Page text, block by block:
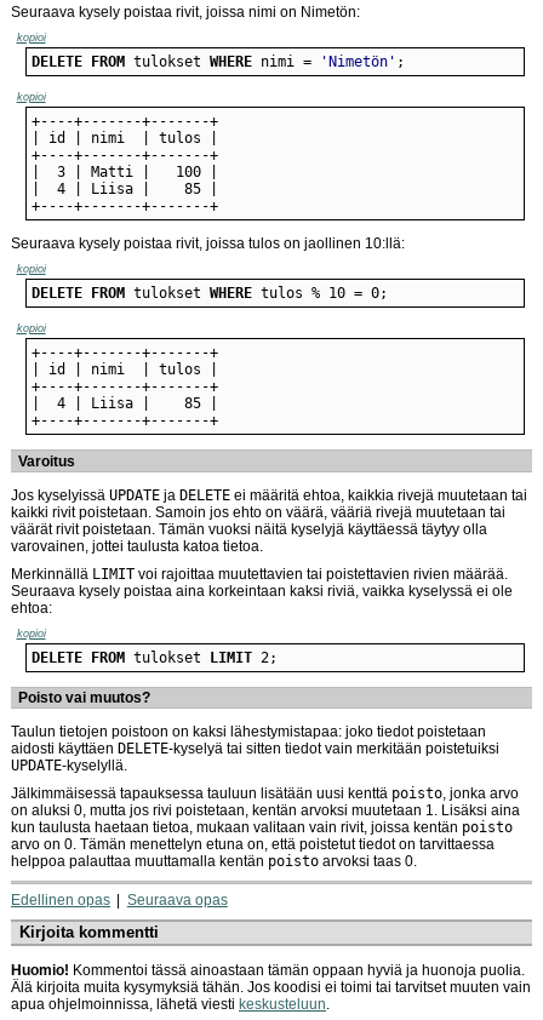
Seuraava kysely poistaa rivit, joissa nimi on Nimetön:
kopioi
DELETE FROM tulokset WHERE nimi = 'Nimetön' ;
kopioi
+----+-------+-------+
Seuraava kysely poistaa rivit, joissa tulos on jaollinen 10:llä:
kopioi
DELETE FROM tulokset WHERE tulos % 10 = 0;
kopioi
+----+-------+-------+
Varoitus
Jos kyselyissä UPDATE ja DELETE ei määritä ehtoa, kaikkia rivejä muutetaan tai
kaikki rivit poistetaan. Samoin jos ehto on väärä, vääriä rivejä muutetaan tai
väärät rivit poistetaan. Tämän vuoksi näitä kyselyjä käyttäessä täytyy olla
varovainen, jottei taulusta katoa tietoa.
Merkinnällä LIMIT voi rajoittaa muutettavien tai poistettavien rivien määrää.
Seuraava kysely poistaa aina korkeintaan kaksi riviä, vaikka kyselyssä ei ole
ehtoa:
kopioi
DELETE FROM tulokset LIMIT 2;
Poisto vai muutos?
Taulun tietojen poistoon on kaksi lähestymistapaa: joko tiedot poistetaan
aidosti käyttäen DELETE-kyselyä tai sitten tiedot vain merkitään poistetuiksi
UPDATE-kyselyllä.
Jälkimmäisessä tapauksessa tauluun lisätään uusi kenttä poisto, jonka arvo
on aluksi 0, mutta jos rivi poistetaan, kentän arvoksi muutetaan 1. Lisäksi aina
kun taulusta haetaan tietoa, mukaan valitaan vain rivit, joissa kentän poisto
arvo on 0. Tämän menettelyn etuna on, että poistetut tiedot on tarvittaessa
helppoa palauttaa muuttamalla kentän poisto arvoksi taas 0.
Edellinen opas Seuraava opas
Kirjoita kommentti
Huomio! Kommentoi tässä ainoastaan tämän oppaan hyviä ja huonoja puolia.
Älä kirjoita muita kysymyksiä tähän. Jos koodisi ei toimi tai tarvitset muuten vain
apua ohjelmoinnissa, lähetä viesti keskusteluun.